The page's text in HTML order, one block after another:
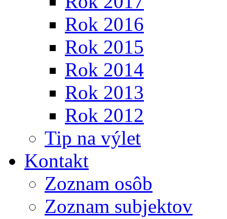
Rok 2016
Rok 2015
Rok 2014
Rok 2013
Rok 2012
Tip na výlet
Kontakt
Zoznam osôb
Zoznam subjektov